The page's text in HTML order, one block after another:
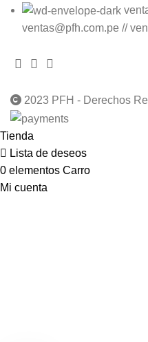
ventas@pfh.com.pe //
2023 PFH - Derechos
Tienda
Lista de deseos
0 elementos Carro
Mi cuenta